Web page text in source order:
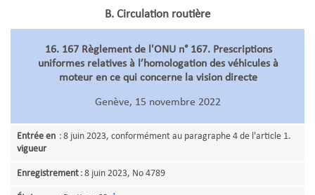
B. Circulation routière
16. 167 Règlement de l'ONU n° 167. Prescriptions
uniformes relatives à l’homologation des véhicules à
moteur en ce qui concerne la vision directe
Genève, 15 novembre 2022
Entrée en
vigueur
: 8 juin 2023, conformément au paragraphe 4 de l'article 1.
Enregistrement : 8 juin 2023, No 4789